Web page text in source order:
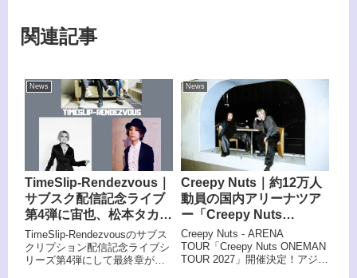
関連記事
News
TimeSlip-Rendezvous｜
サブスク配信記念ライブ
第4弾に宙也、松本タカヒ
ロ出演
TimeSlip-Rendezvousのサブス
クリプション配信記念ライブシ
リーズ第4弾にして最終章が、
News
Creepy Nuts｜約12万人
動員の国内アリーナツア
ー「Creepy Nuts
ONEMAN TOUR 2027」
開催決定
Creepy Nuts - ARENA
TOUR「Creepy Nuts ONEMAN
TOUR 2027」開催決定！アジ